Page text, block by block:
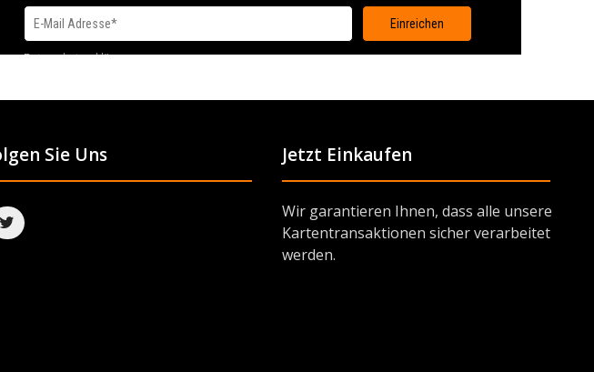
Datenschutzerklärung
Sie Uns Jetzt Einkaufen
Wir garantieren Ihnen, dass alle unsere
Kartentransaktionen sicher verarbeitet
werden.